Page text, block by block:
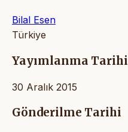
Bilal Esen
Türkiye
Yayımlanma Tarihi
30 Aralık 2015
Gönderilme Tarihi